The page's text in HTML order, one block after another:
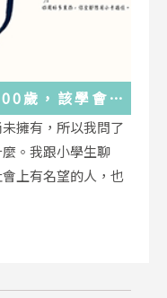
歲，該學會
的小事裡了
擁有，所以我問了
。我跟小學生聊
上有名望的人，也